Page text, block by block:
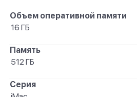
Объем оперативной памяти
16 ГБ
Память
512 ГБ
Серия